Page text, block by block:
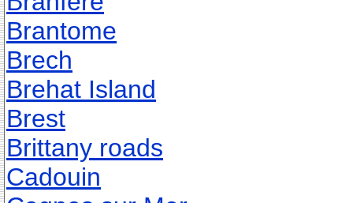
Brantome
Brech
Brehat Island
Brest
Brittany roads
Cadouin